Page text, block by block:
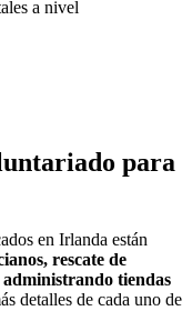
a nivel
para
en Irlanda están
rescate de
tiendas
detalles de cada uno de